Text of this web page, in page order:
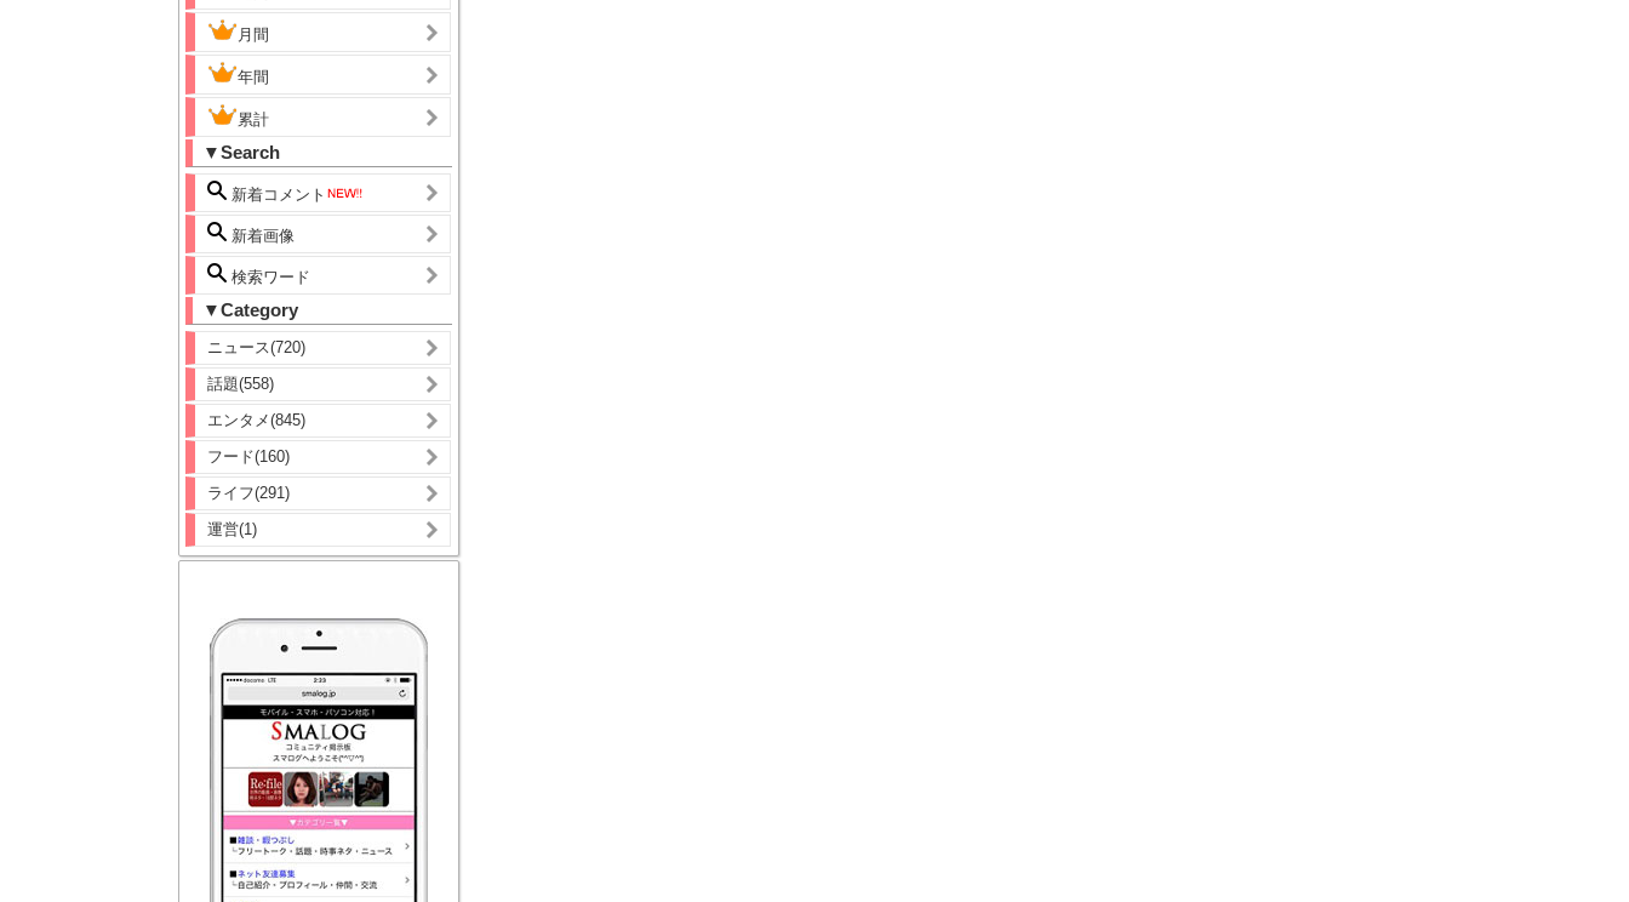
月間
年間
累計
▼Search
新着コメント
新着画像
検索ワード
▼Category
ニュース(720)
話題(558)
エンタメ(845)
フード(160)
ライフ(291)
運営(1)